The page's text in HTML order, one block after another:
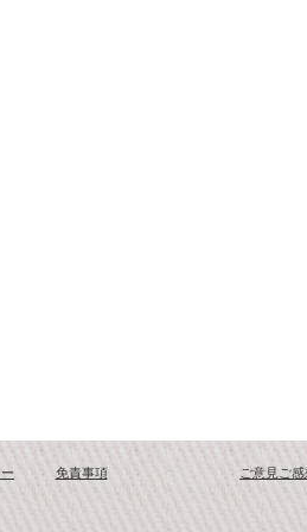
免責事項 ご意見ご感